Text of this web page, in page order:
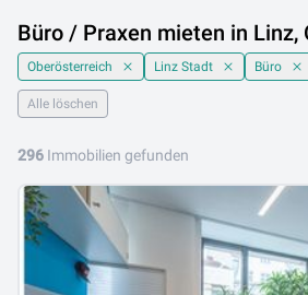
Büro / Praxen mieten in Linz,
Oberösterreich Linz Stadt Büro
Alle löschen
296 Immobilien gefunden